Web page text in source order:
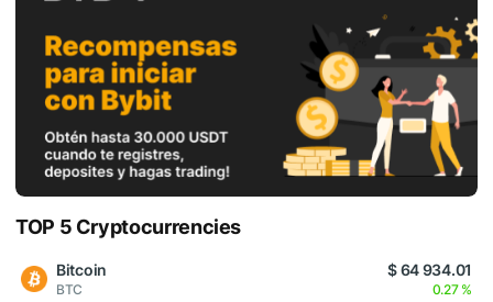
TOP 5 Cryptocurrencies
Bitcoin
BTC
$ 64 934.01
0.27 %